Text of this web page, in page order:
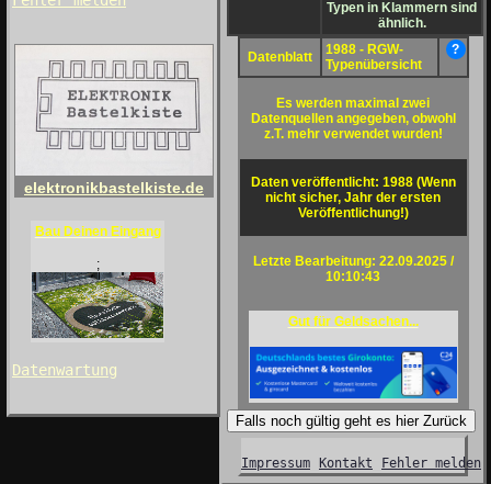
elektronikbastelkiste.de
Bau Deinen Eingang
;
Datenwartung
Typen in Klammern sind
ähnlich.
Datenblatt
1988 - RGW-
Typenübersicht
?
Es werden maximal zwei
Datenquellen angegeben, obwohl
z.T. mehr verwendet wurden!
Daten veröffentlicht: 1988 (Wenn
nicht sicher, Jahr der ersten
Veröffentlichung!)
Letzte Bearbeitung: 22.09.2025 /
10:10:43
Gut für Geldsachen...
Falls noch gültig geht es hier Zurück
Impressum Kontakt Fehler melden